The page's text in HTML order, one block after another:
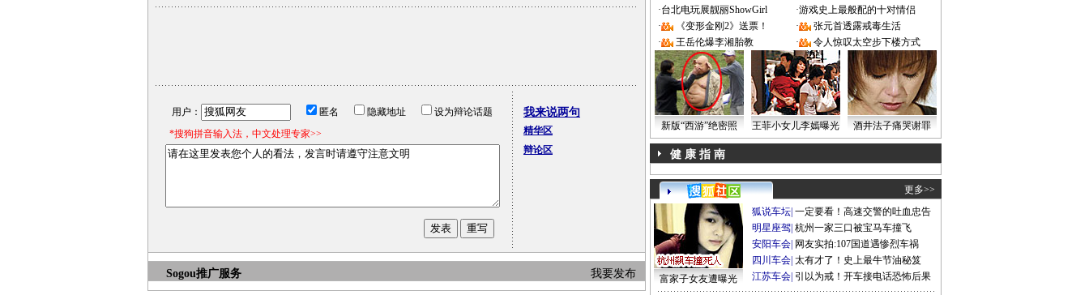
用户： 匿名 隐藏地址
设为辩论话题
*搜狗拼音输入法，中文处理专家>>
我来说两句
精华区
辩论区
我要发布
Sogou推广服务
·台北电玩展靓丽ShowGirl ·游戏史上最般配的十对情侣
·
《变形金刚2》送票！ ·
张元首透露戒毒生活
·
王岳伦爆李湘胎教 · 令人惊叹太空步下楼方式
新版“西游”绝密照 王菲小女儿李嫣曝光 酒井法子痛哭谢罪
健 康 指 南
更多>>
富家子女友遭曝光
狐说车坛 一定要看！高速交警的吐血忠告
明星座驾 杭州一家三口被宝马车撞飞
安阳车会 网友实拍:107国道遇惨烈车祸
四川车会 太有才了！史上最牛节油秘笈
江苏车会 引以为戒！开车接电话恐怖后果